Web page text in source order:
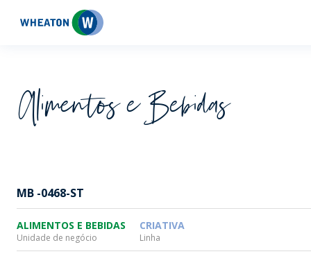
Wheaton
Alimentos e Bebidas
MB -0468-ST
ALIMENTOS E BEBIDAS
Unidade de negócio
CRIATIVA
Linha